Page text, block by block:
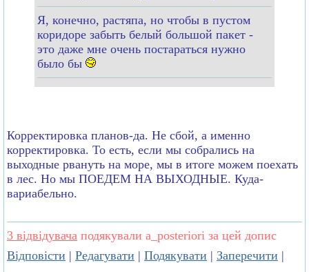
Я, конечно, растяпа, но чтобы в пустом
коридоре забыть белый большой пакет -
это даже мне очень постараться нужно
было бы
Корректировка планов-да. Не сбой, а именно
корректировка. То есть, если мы собрались на
выходные рвануть на море, мы в итоге можем поехать
в лес. Но мы ПОЕДЕМ НА ВЫХОДНЫЕ. Куда-
вариабельно.
3 відвідувача подякували a_posteriori за цей допис
Відповісти | Редагувати | Подякувати | Заперечити |